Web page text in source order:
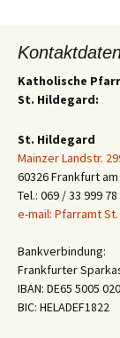
Katholische
St. Hildegard:
St. Hildegard
Mainzer Landstr.
60326 Frankfurt am
Tel.: 069 / 33 999 78
e-mail: Pfarramt
Bankverbindung:
Frankfurter
IBAN: DE65 5005
BIC: HELADEF1822